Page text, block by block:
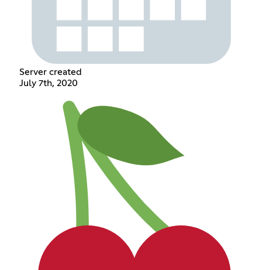
Server created
July 7th, 2020